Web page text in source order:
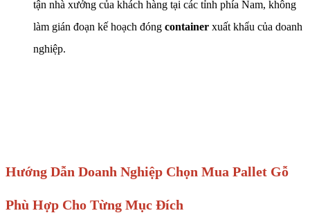
tận nhà xưởng của khách hàng tại các tỉnh phía Nam, không
làm gián đoạn kế hoạch đóng container xuất khẩu của doanh
nghiệp.
Hướng Dẫn Doanh Nghiệp Chọn Mua Pallet Gỗ
Phù Hợp Cho Từng Mục Đích